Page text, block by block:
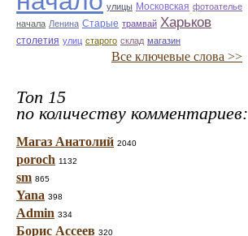
улицы Московская фотоателье
начала Ленина Старые трамвай Харьков
столетия улиц старого склад магазин
Все ключевые слова >>
Топ 15
по количеству комментариев:
Магаз Анатолий 2040
poroch 1132
sm 865
Yana 398
Admin 334
Борис Ассеев 320